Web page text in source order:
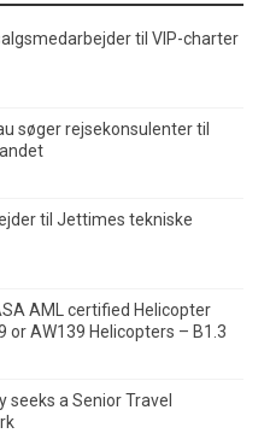
til VIP-charter
søger rejsekonsulenter til
til Jettimes tekniske
AML certified Helicopter
or AW139 Helicopters – B1.3
seeks a Senior Travel